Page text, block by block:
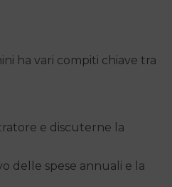
ha vari compiti chiave tra
e discuterne la
delle spese annuali e la